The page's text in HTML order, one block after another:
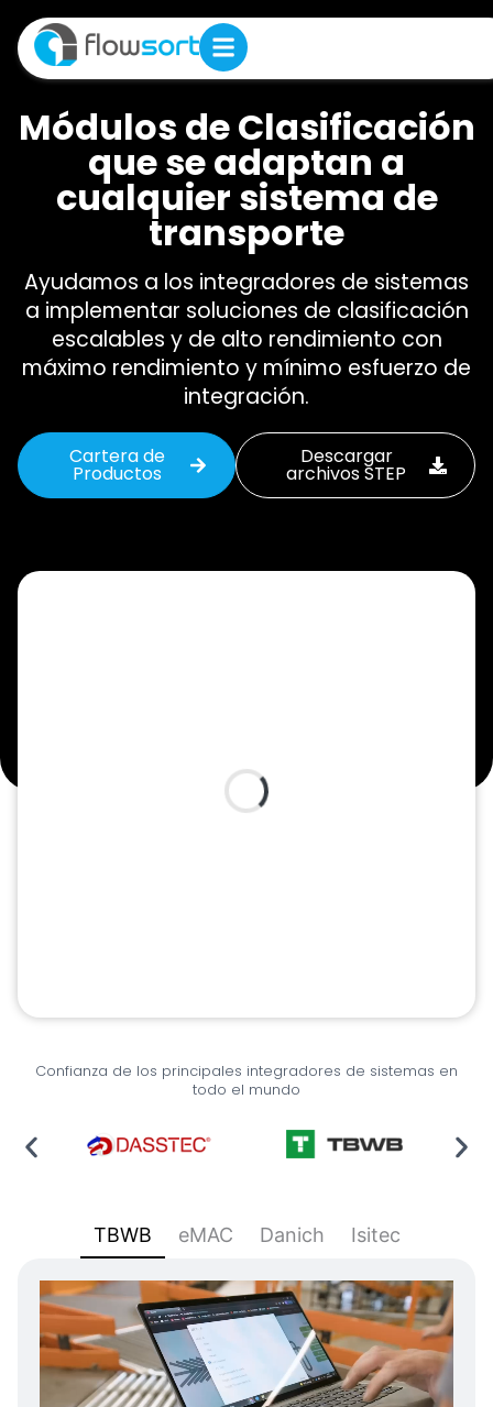
Módulos de Clasificación
que se adaptan a
cualquier sistema de
transporte
Ayudamos a los integradores de sistemas
a implementar soluciones de clasificación
escalables y de alto rendimiento con
máximo rendimiento y mínimo esfuerzo de
integración.
Cartera de
Productos
Descargar
archivos STEP
Confianza de los principales integradores de sistemas en
todo el mundo
TBWB eMAC Danich Isitec